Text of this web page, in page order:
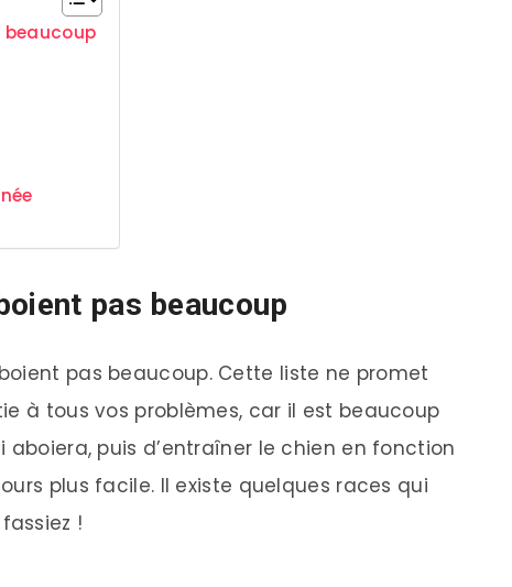
beaucoup
pas beaucoup
pas beaucoup. Cette liste ne promet
à tous vos problèmes, car il est beaucoup
puis d’entraîner le chien en fonction
plus facile. Il existe quelques races qui
!